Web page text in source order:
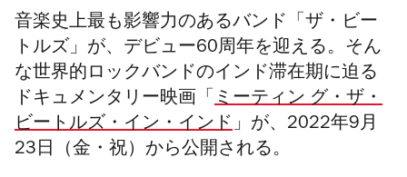
音楽史上最も影響力のあるバンド「ザ・ビー
トルズ」が、デビュー60周年を迎える。そん
な世界的ロックバンドのインド滞在期に迫る
ドキュメンタリー映画 「 ミーティン グ・ザ・
ビートルズ・イン・インド」 が、2022年9月
23日（金・祝）から公開される。